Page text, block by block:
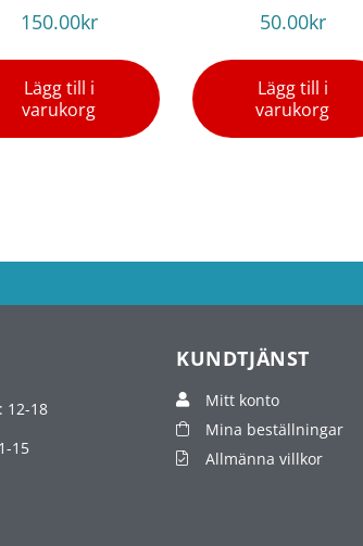
150.00kr
Lägg till i
varukorg
50.00kr
Lägg till i
varukorg
12-18
15
KUNDTJÄNST
Mitt konto
Mina beställningar
Allmänna villkor